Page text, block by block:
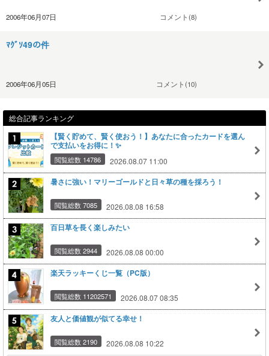
2006年06月07日 コメント(8)
ﾏｸﾞｿ49の件
2006年06月05日 コメント(10)
総合記事ランキング
【賢く貯めて、賢く使おう！】あなたに合ったカードを選ん
で支払いをお得に！✨
閲覧総数 14786 2026.08.07 11:00
暑さに強い！マリーゴールドと日々草の種を採ろう！
閲覧総数 7085 2026.08.08 16:58
百日草を長く楽しみたい
閲覧総数 2944 2026.08.08 00:00
楽天ラッキーくじ一覧（PC版）
閲覧総数 11202571 2026.08.07 08:35
友人と価値観が似てる幸せ！
閲覧総数 2190 2026.08.08 10:22